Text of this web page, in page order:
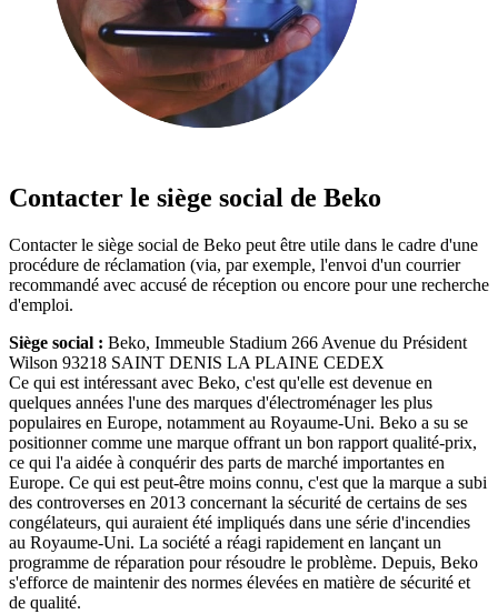
Contacter le siège social de Beko
Contacter le siège social de Beko peut être utile dans le cadre d'une
procédure de réclamation (via, par exemple, l'envoi d'un courrier
recommandé avec accusé de réception ou encore pour une recherche
d'emploi.
Siège social : Beko, Immeuble Stadium 266 Avenue du Président
Wilson 93218 SAINT DENIS LA PLAINE CEDEX
Ce qui est intéressant avec Beko, c'est qu'elle est devenue en
quelques années l'une des marques d'électroménager les plus
populaires en Europe, notamment au Royaume-Uni. Beko a su se
positionner comme une marque offrant un bon rapport qualité-prix,
ce qui l'a aidée à conquérir des parts de marché importantes en
Europe. Ce qui est peut-être moins connu, c'est que la marque a subi
des controverses en 2013 concernant la sécurité de certains de ses
congélateurs, qui auraient été impliqués dans une série d'incendies
au Royaume-Uni. La société a réagi rapidement en lançant un
programme de réparation pour résoudre le problème. Depuis, Beko
s'efforce de maintenir des normes élevées en matière de sécurité et
de qualité.